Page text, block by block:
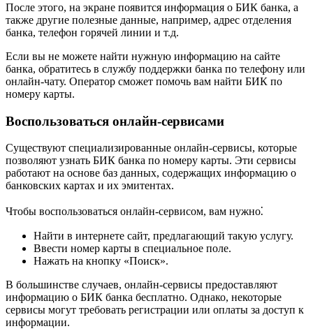
После этого, на экране появится информация о БИК банка, а
также другие полезные данные, например, адрес отделения
банка, телефон горячей линии и т.д.
Если вы не можете найти нужную информацию на сайте
банка, обратитесь в службу поддержки банка по телефону или
онлайн-чату. Оператор сможет помочь вам найти БИК по
номеру карты.
Воспользоваться онлайн-сервисами
Существуют специализированные онлайн-сервисы, которые
позволяют узнать БИК банка по номеру карты. Эти сервисы
работают на основе баз данных, содержащих информацию о
банковских картах и их эмитентах.
Чтобы воспользоваться онлайн-сервисом, вам нужно⁚
Найти в интернете сайт, предлагающий такую услугу.
Ввести номер карты в специальное поле.
Нажать на кнопку «Поиск».
В большинстве случаев, онлайн-сервисы предоставляют
информацию о БИК банка бесплатно. Однако, некоторые
сервисы могут требовать регистрации или оплаты за доступ к
информации.